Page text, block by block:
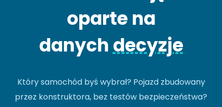
oparte na
danychdecyzje
Który samochód byś wybrał? Pojazd zbudowany
przez konstruktora, bez testów bezpieczeństwa?